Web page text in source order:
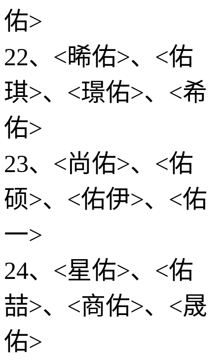
佑>
22、<晞佑>、<佑
琪>、<璟佑>、<希
佑>
23、<尚佑>、<佑
硕>、<佑伊>、<佑
一>
24、<星佑>、<佑
喆>、<商佑>、<晟
佑>